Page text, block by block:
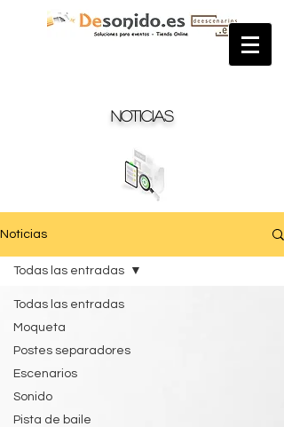
Noticias
Noticias
Todas las entradas
Moqueta
Postes separadores
Escenarios
Sonido
Pista de baile
Todas las entradas